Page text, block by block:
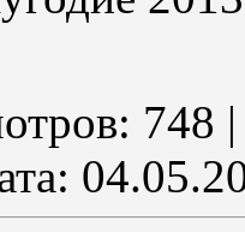
748